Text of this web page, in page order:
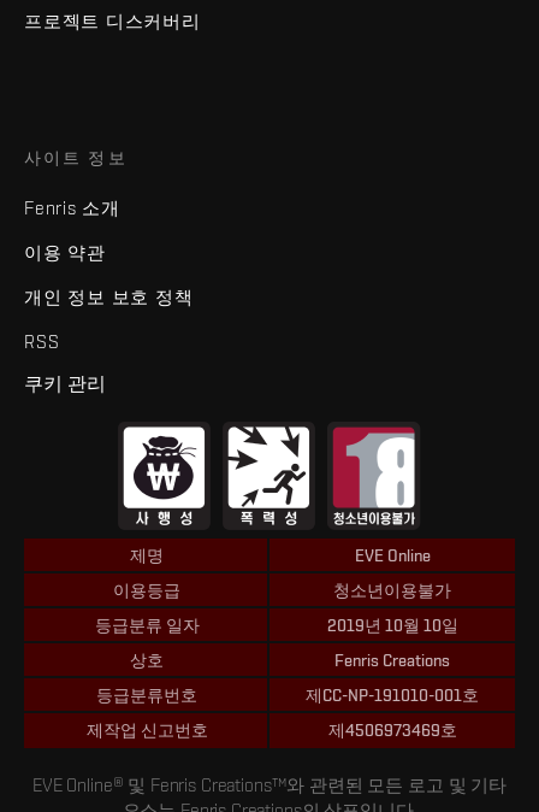
프로젝트 디스커버리
사이트 정보
Fenris 소개
이용 약관
개인 정보 보호 정책
RSS
쿠키 관리
제명
EVE Online
이용등급
청소년이용불가
등급분류 일자
2019년 10월 10일
상호
Fenris Creations
등급분류번호
제CC-NP-191010-001호
제작업 신고번호
제4506973469호
EVE Online® 및 Fenris Creations™와 관련된 모든 로고 및 기타